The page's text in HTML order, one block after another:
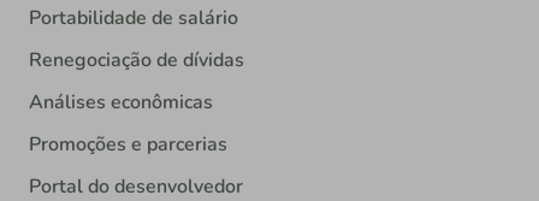
Portabilidade de salário
Renegociação de dívidas
Análises econômicas
Promoções e parcerias
Portal do desenvolvedor